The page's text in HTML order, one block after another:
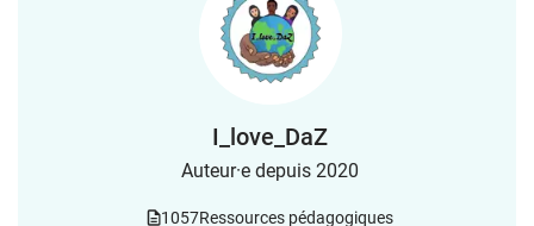
I_love_DaZ
Auteur·e depuis 2020
1057Ressources pédagogiques